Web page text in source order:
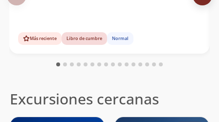
Más reciente Libro de cumbre Normal
Excursiones cercanas